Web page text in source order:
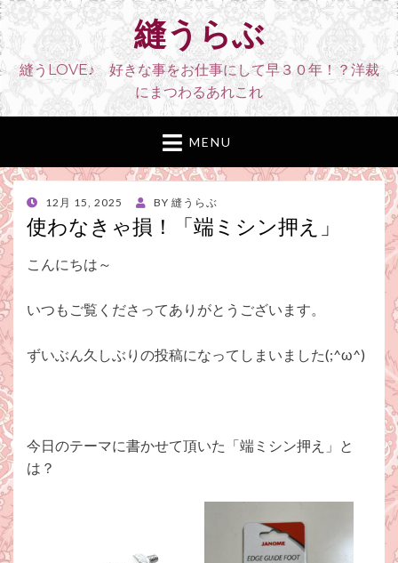
縫うらぶ
縫うLOVE♪ 好きな事をお仕事にして早３０年！？洋裁
にまつわるあれこれ
MENU
POSTED
ON
12月 15, 2025 BY 縫うらぶ
使わなきゃ損！「端ミシン押え」
こんにちは～
いつもご覧くださってありがとうございます。
ずいぶん久しぶりの投稿になってしまいました(;^ω^)
今日のテーマに書かせて頂いた「端ミシン押え」と
は？